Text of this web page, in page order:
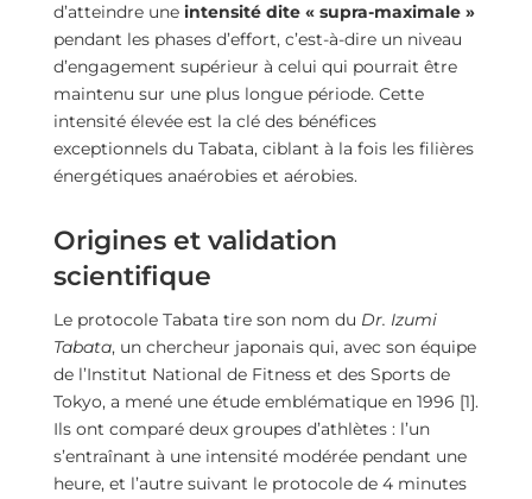
d’atteindre une intensité dite « supra-maximale »
pendant les phases d’effort, c’est-à-dire un niveau
d’engagement supérieur à celui qui pourrait être
maintenu sur une plus longue période. Cette
intensité élevée est la clé des bénéfices
exceptionnels du Tabata, ciblant à la fois les filières
énergétiques anaérobies et aérobies.
Origines et validation
scientifique
Le protocole Tabata tire son nom du Dr. Izumi
Tabata, un chercheur japonais qui, avec son équipe
de l’Institut National de Fitness et des Sports de
Tokyo, a mené une étude emblématique en 1996 [1].
Ils ont comparé deux groupes d’athlètes : l’un
s’entraînant à une intensité modérée pendant une
heure, et l’autre suivant le protocole de 4 minutes